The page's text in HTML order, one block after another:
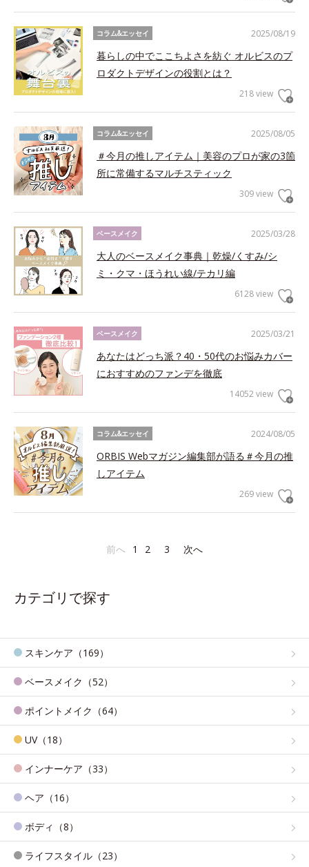
2025/08/19
コラム&エッセイ
暮らしの中でここちよさを紡ぐ オルビスのプ
ロダクトデザインの役割とは？
218 view
2025/08/05
コラム&エッセイ
＃今月の推しアイテム｜美容のプロが家の3箇
所に常備するマルチスティック
309 view
2025/03/28
ベースメイク
大人のベースメイク事典｜乾燥/くすみ/シ
ミ・クマ・ほうれい線/テカリ編
6128 view
2025/03/21
ベースメイク
あなたはどっち派？40・50代のお悩みカバー
におすすめのファンデを徹底
14052 view
2024/08/05
コラム&エッセイ
ORBIS Webマガジン編集部が語る＃今月の推
しアイテム
269 view
前へ 1 2 3 次へ
カテゴリで探す
スキンケア（169）
ベースメイク（52）
ポイントメイク（64）
UV（18）
インナーケア（33）
ヘア（16）
ボディ（8）
ライフスタイル（23）